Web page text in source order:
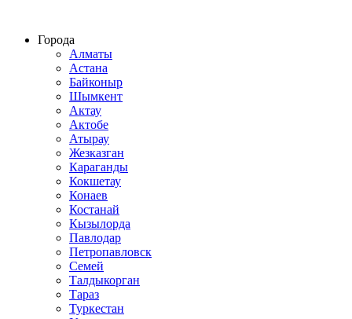
Города
Алматы
Астана
Байконыр
Шымкент
Актау
Актобе
Атырау
Жезказган
Караганды
Кокшетау
Конаев
Костанай
Кызылорда
Павлодар
Петропавловск
Семей
Талдыкорган
Тараз
Туркестан